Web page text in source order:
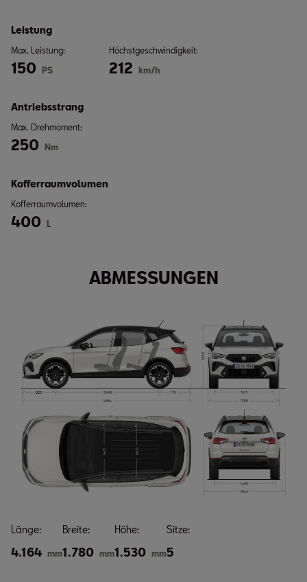
Leistung
Max. Leistung:
150 PS
Höchstgeschwindigkeit:
212 km/h
Antriebsstrang
Max. Drehmoment:
250 Nm
Kofferraumvolumen
Kofferraumvolumen:
400 L
ABMESSUNGEN
Länge:
4.164 mm
Breite:
1.780 mm
Höhe:
1.530 mm
Sitze:
5